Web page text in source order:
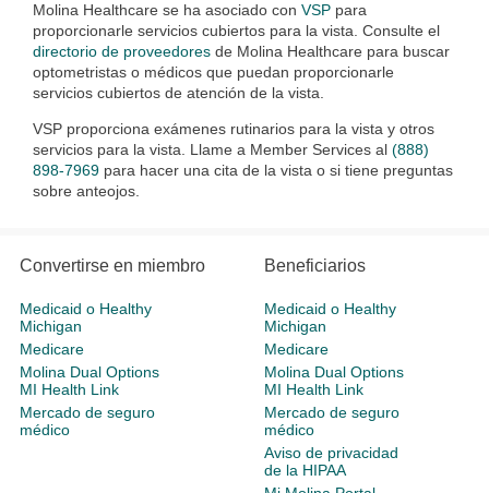
Molina Healthcare se ha asociado con VSP para
proporcionarle servicios cubiertos para la vista. Consulte el
directorio de proveedores de Molina Healthcare para buscar
optometristas o médicos que puedan proporcionarle
servicios cubiertos de atención de la vista.
VSP proporciona exámenes rutinarios para la vista y otros
servicios para la vista. Llame a Member Services al (888)
898-7969 para hacer una cita de la vista o si tiene preguntas
sobre anteojos.
Convertirse en miembro
Medicaid o Healthy
Michigan
Medicare
Molina Dual Options
MI Health Link
Mercado de seguro
médico
Beneficiarios
Medicaid o Healthy
Michigan
Medicare
Molina Dual Options
MI Health Link
Mercado de seguro
médico
Aviso de privacidad
de la HIPAA